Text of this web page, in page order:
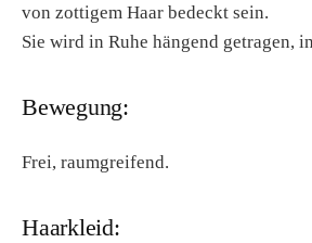
von zottigem Haar bedeckt sein.
Sie wird in Ruhe hängend getragen,
Bewegung:
Frei, raumgreifend.
Haarkleid: